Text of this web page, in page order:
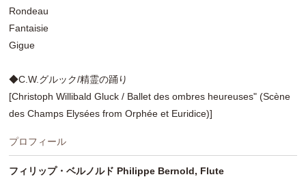
Rondeau
Fantaisie
Gigue
◆C.W.グルック/精霊の踊り
[Christoph Willibald Gluck / Ballet des ombres heureuses" (Scène
des Champs Elysées from Orphée et Euridice)]
プロフィール
フィリップ・ベルノルド Philippe Bernold, Flute